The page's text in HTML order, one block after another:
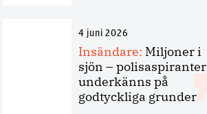
4 juni 2026
Insändare: Miljoner i
sjön – polisaspiranter
underkänns på
godtyckliga grunder